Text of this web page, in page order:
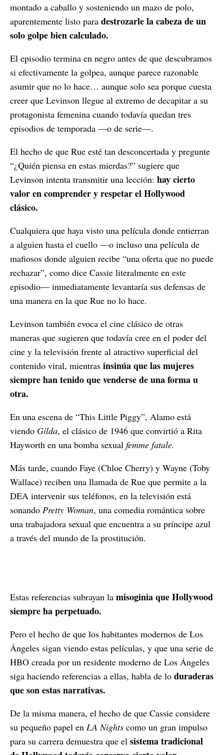
montado a caballo y sosteniendo un mazo de polo,
aparentemente listo para destrozarle la cabeza de un
solo golpe bien calculado.
El episodio termina en negro antes de que descubramos
si efectivamente la golpea, aunque parece razonable
asumir que no lo hace… aunque solo sea porque cuesta
creer que Levinson llegue al extremo de decapitar a su
protagonista femenina cuando todavía quedan tres
episodios de temporada —o de serie—.
El hecho de que Rue esté tan desconcertada y pregunte
“¿Quién piensa en estas mierdas?” sugiere que
Levinson intenta transmitir una lección: hay cierto
valor en comprender y respetar el Hollywood
clásico.
Cualquiera que haya visto una película donde entierran
a alguien hasta el cuello —o incluso una película de
mafiosos donde alguien recibe “una oferta que no puede
rechazar”, como dice Cassie literalmente en este
episodio— inmediatamente levantaría sus defensas de
una manera en la que Rue no lo hace.
Levinson también evoca el cine clásico de otras
maneras que sugieren que todavía cree en el poder del
cine y la televisión frente al atractivo superficial del
contenido viral, mientras insinúa que las mujeres
siempre han tenido que venderse de una forma u
otra.
En una escena de “This Little Piggy”, Alamo está
viendo Gilda, el clásico de 1946 que convirtió a Rita
Hayworth en una bomba sexual femme fatale.
Más tarde, cuando Faye (Chloe Cherry) y Wayne (Toby
Wallace) reciben una llamada de Rue que permite a la
DEA intervenir sus teléfonos, en la televisión está
sonando Pretty Woman, una comedia romántica sobre
una trabajadora sexual que encuentra a su príncipe azul
a través del mundo de la prostitución.
Estas referencias subrayan la misoginia que Hollywood
siempre ha perpetuado.
Pero el hecho de que los habitantes modernos de Los
Ángeles sigan viendo estas películas, y que una serie de
HBO creada por un residente moderno de Los Ángeles
siga haciendo referencias a ellas, habla de lo duraderas
que son estas narrativas.
De la misma manera, el hecho de que Cassie considere
su pequeño papel en LA Nights como un gran impulso
para su carrera demuestra que el sistema tradicional